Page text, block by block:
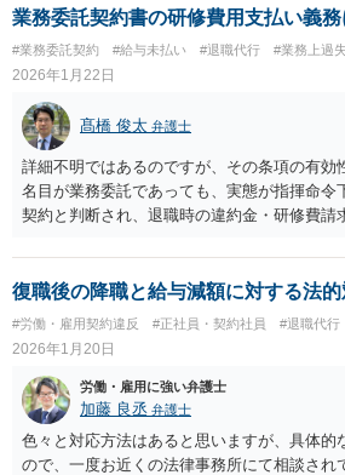
良いでしょう。
業務委託契約書の研修費用支払い義
#業務委託契約 #給与未払い #退職代行 #業務上過
2026年1月22日
髙橋 俊太 弁護士
詳細不明ではあるのですが、その条項の有効
名目が業務委託であっても、実態が指揮命令
契約と判断され、退職時の違約金・研修費請
費を退店時に当然に請求することを定める条
俗違反と評価される余地もあるように思われ
復職後の降職と給与減額に対する法的
#労働・雇用契約違反 #正社員・契約社員 #退職代行
2026年1月20日
労働・雇用に強い弁護士
加藤 良丞 弁護士
色々と対応方法はあると思いますが、具体的
ので、一度お近くの法律事務所にて相談され